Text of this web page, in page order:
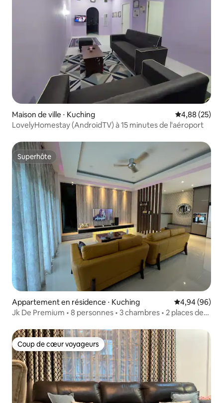
Maison de ville ⋅ Kuching Évaluation
4,88 (25)
LovelyHomestay (AndroidTV) à 15 minutes de l'aéroport
Superhôte
Superhôte
Appartement en résidence ⋅ Kuching Évaluation
4,94 (96)
Jk De Premium • 8 personnes • 3 chambres • 2 places de
Coup de cœur voyageurs
Coup de cœur voyageurs